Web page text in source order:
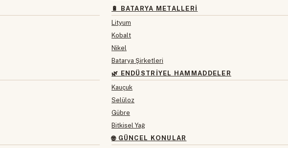
🔋 BATARYA METALLERI
Lityum
Kobalt
Nikel
Batarya Şirketleri
🌿 ENDÜSTRIYEL HAMMADDELER
Kauçuk
Selüloz
Gübre
Bitkisel Yağ
🌐 GÜNCEL KONULAR